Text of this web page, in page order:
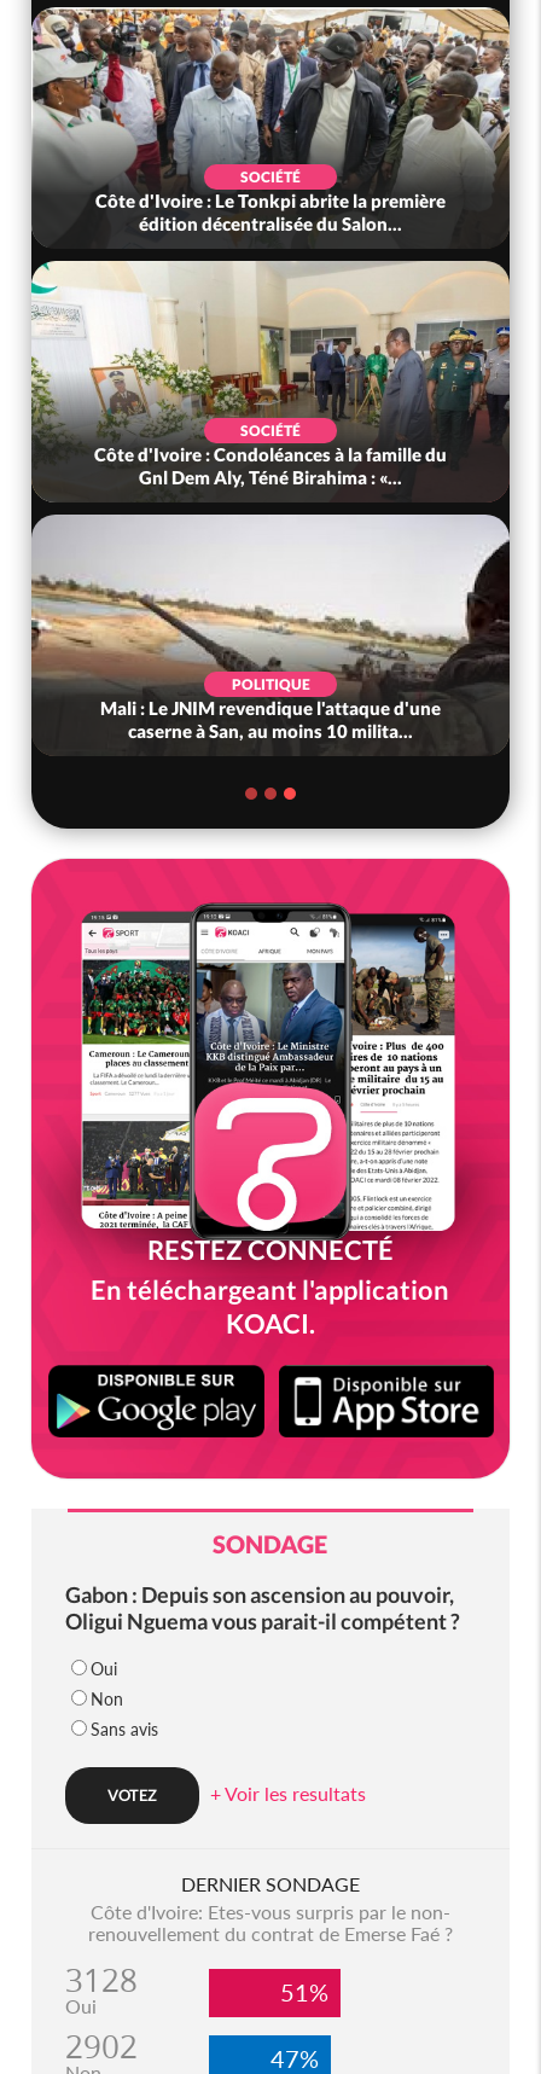
SOCIÉTÉ
Côte d'Ivoire : Le Tonkpi abrite la première
édition décentralisée du Salon...
SOCIÉTÉ
Côte d'Ivoire : Condoléances à la famille du
Gnl Dem Aly, Téné Birahima : «...
POLITIQUE
Mali : Le JNIM revendique l'attaque d'une
caserne à San, au moins 10 milita...
RESTEZ CONNECTÉ
En téléchargeant l'application
KOACI.
SONDAGE
Gabon : Depuis son ascension au pouvoir,
Oligui Nguema vous parait-il compétent ?
Oui
Non
Sans avis
+ Voir les resultats
DERNIER SONDAGE
Côte d'Ivoire: Etes-vous surpris par le non-
renouvellement du contrat de Emerse Faé ?
3128
Oui 51%
2902 47%